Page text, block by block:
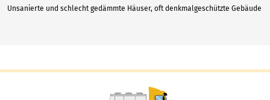
Unsanierte und schlecht gedämmte Häuser, oft denkmalgeschützte Gebäude